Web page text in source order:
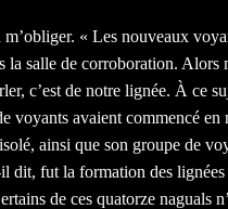
« Les nouveaux
la salle de corroboration.
c’est de notre lignée. À ce
voyants avaient commencé
ainsi que son groupe de
dit, fut la formation des
de ces quatorze naguals